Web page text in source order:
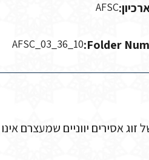
AFSC
Folder
AFSC_03_36_10
אסירים יווניים שמעצרם